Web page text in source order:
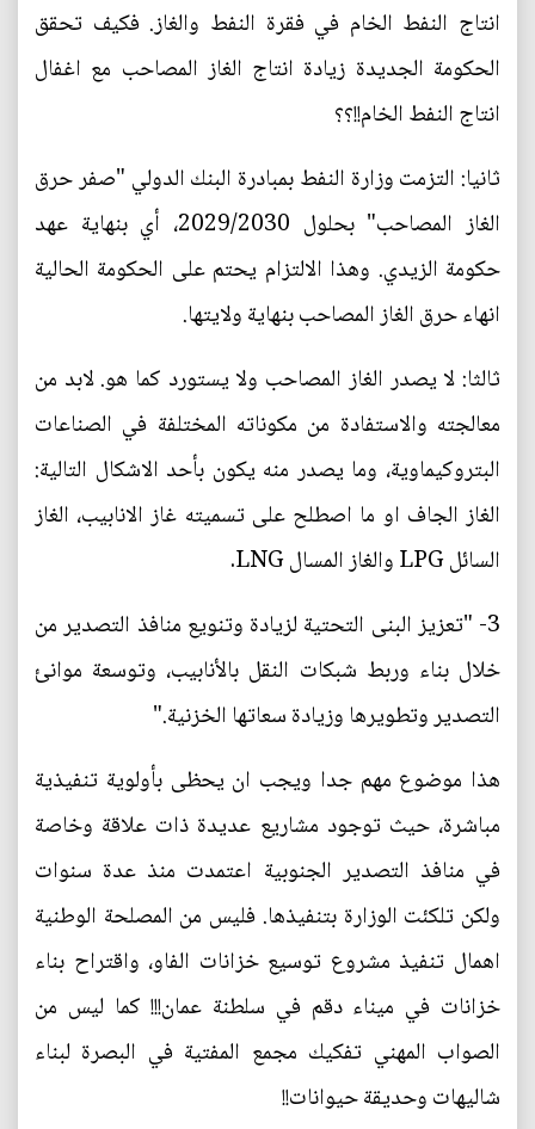
انتاج النفط الخام في فقرة النفط والغاز. فكيف تحقق
الحكومة الجديدة زيادة انتاج الغاز المصاحب مع اغفال
انتاج النفط الخام!!؟؟
ثانيا: التزمت وزارة النفط بمبادرة البنك الدولي "صفر حرق
الغاز المصاحب" بحلول 2029/2030، أي بنهاية عهد
حكومة الزيدي. وهذا الالتزام يحتم على الحكومة الحالية
انهاء حرق الغاز المصاحب بنهاية ولايتها.
ثالثا: لا يصدر الغاز المصاحب ولا يستورد كما هو. لابد من
معالجته والاستفادة من مكوناته المختلفة في الصناعات
البتروكيماوية، وما يصدر منه يكون بأحد الاشكال التالية:
الغاز الجاف او ما اصطلح على تسميته غاز الانابيب، الغاز
السائل LPG والغاز المسال LNG.
3- "تعزيز البنى التحتية لزيادة وتنويع منافذ التصدير من
خلال بناء وربط شبكات النقل بالأنابيب، وتوسعة موانئ
التصدير وتطويرها وزيادة سعاتها الخزنية."
هذا موضوع مهم جدا ويجب ان يحظى بأولوية تنفيذية
مباشرة، حيث توجود مشاريع عديدة ذات علاقة وخاصة
في منافذ التصدير الجنوبية اعتمدت منذ عدة سنوات
ولكن تلكئت الوزارة بتنفيذها. فليس من المصلحة الوطنية
اهمال تنفيذ مشروع توسيع خزانات الفاو، واقتراح بناء
خزانات في ميناء دقم في سلطنة عمان!!! كما ليس من
الصواب المهني تفكيك مجمع المفتية في البصرة لبناء
شاليهات وحديقة حيوانات!!